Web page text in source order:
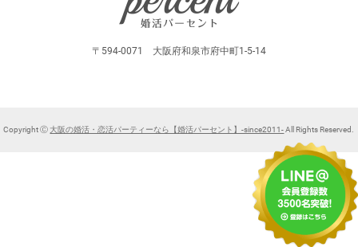
〒594-0071 大阪府和泉市府中町1-5-14
Copyright Ⓒ 大阪の婚活・恋活パーティーなら【婚活パーセント】-since2011-All Rights Reserved.